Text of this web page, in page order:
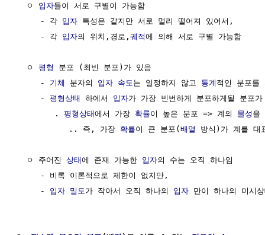
  ㅇ
입자들이 서로 구별이 가능함
     - 각
입자 특성은 같지만 서로 멀리 떨어져 있어서,
     - 각
입자의 위치,경로, 궤적에 의해 서로 구별 가능함
  ㅇ
평형
분포 (최빈 분포)가 있음
     -
기체 분자의 입자 속도 는 일정하지 않고 통계 적인 분포를
     -
평형상태 하에서 입자가 가장 빈번하게 분포하게될 분포
        .
평형상태에서 가장 확률이 높은 분포 => 계의 물성 을
           .. 즉, 가장
확률이 큰 분포(배열 방식)가 계를 대
  ㅇ 주어진
상태에 존재 가능한 입자의 수는 오직 하나임
     - 비록 이론적으로 제한이 없지만,
     -
입자 밀도 가 작아서 오직 하나의 입자 만이 하나의 미시